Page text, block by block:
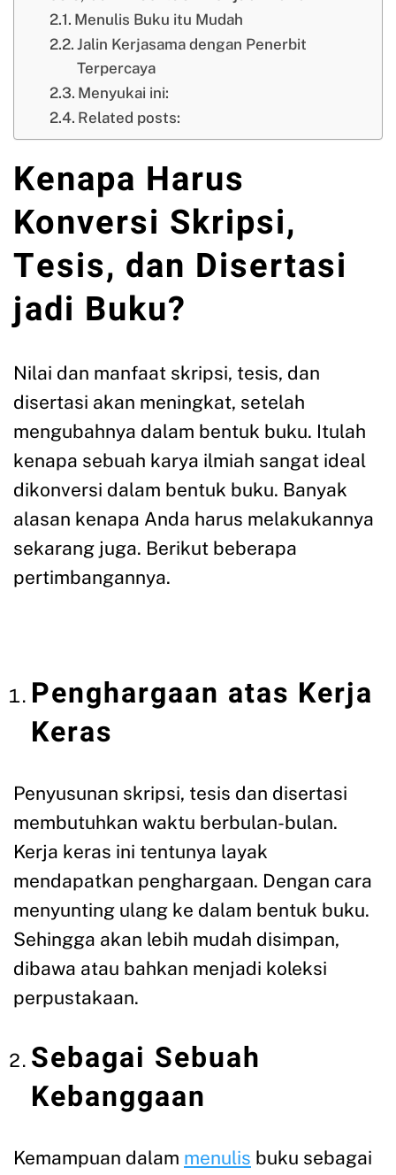
Menulis Buku itu Mudah
Jalin Kerjasama dengan Penerbit
Terpercaya
Menyukai ini:
Related posts:
Kenapa Harus
Konversi Skripsi,
Tesis, dan Disertasi
jadi Buku?
Nilai dan manfaat skripsi, tesis, dan
disertasi akan meningkat, setelah
mengubahnya dalam bentuk buku. Itulah
kenapa sebuah karya ilmiah sangat ideal
dikonversi dalam bentuk buku. Banyak
alasan kenapa Anda harus melakukannya
sekarang juga. Berikut beberapa
pertimbangannya.
Penghargaan atas Kerja
Keras
Penyusunan skripsi, tesis dan disertasi
membutuhkan waktu berbulan-bulan.
Kerja keras ini tentunya layak
mendapatkan penghargaan. Dengan cara
menyunting ulang ke dalam bentuk buku.
Sehingga akan lebih mudah disimpan,
dibawa atau bahkan menjadi koleksi
perpustakaan.
Sebagai Sebuah
Kebanggaan
Kemampuan dalam menulis buku sebagai